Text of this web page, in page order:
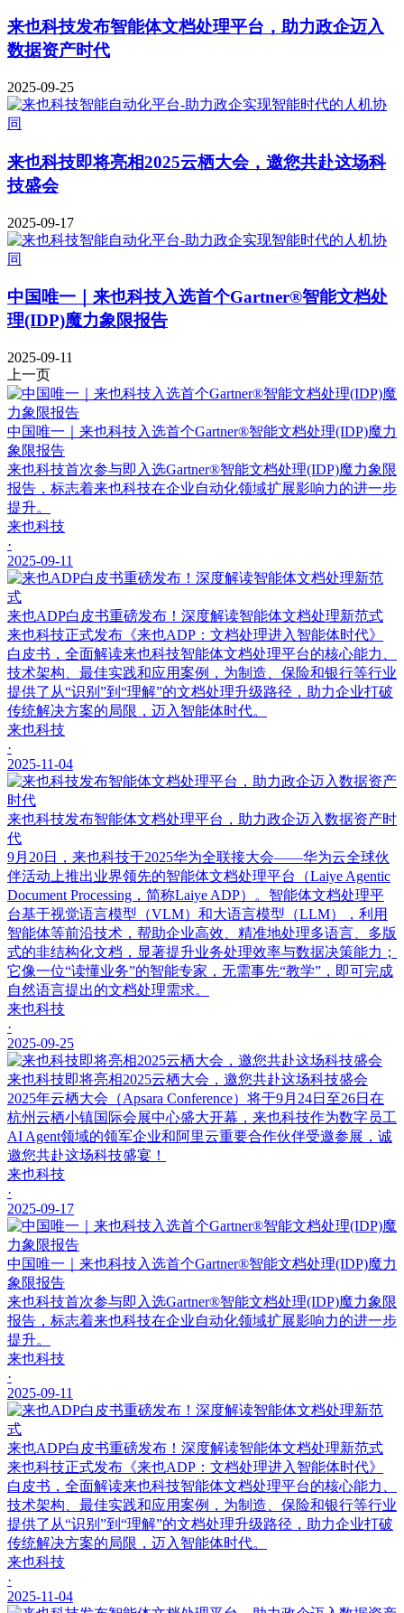
来也科技发布智能体文档处理平台，助力政企迈入
数据资产时代
2025-09-25
来也科技即将亮相2025云栖大会，邀您共赴这场科
技盛会
2025-09-17
中国唯一｜来也科技入选首个Gartner®智能文档处
理(IDP)魔力象限报告
2025-09-11
上一页
中国唯一｜来也科技入选首个Gartner®智能文档处理(IDP)魔力
象限报告
来也科技首次参与即入选Gartner®智能文档处理(IDP)魔力象限
报告，标志着来也科技在企业自动化领域扩展影响力的进一步
提升。
来也科技
·
2025-09-11
来也ADP白皮书重磅发布！深度解读智能体文档处理新范式
来也科技正式发布《来也ADP：文档处理进入智能体时代》
白皮书，全面解读来也科技智能体文档处理平台的核心能力、
技术架构、最佳实践和应用案例，为制造、保险和银行等行业
提供了从“识别”到“理解”的文档处理升级路径，助力企业打破
传统解决方案的局限，迈入智能体时代。
来也科技
·
2025-11-04
来也科技发布智能体文档处理平台，助力政企迈入数据资产时
代
9月20日，来也科技于2025华为全联接大会——华为云全球伙
伴活动上推出业界领先的智能体文档处理平台（Laiye Agentic
Document Processing，简称Laiye ADP）。智能体文档处理平
台基于视觉语言模型（VLM）和大语言模型（LLM），利用
智能体等前沿技术，帮助企业高效、精准地处理多语言、多版
式的非结构化文档，显著提升业务处理效率与数据决策能力；
它像一位“读懂业务”的智能专家，无需事先“教学”，即可完成
自然语言提出的文档处理需求。
来也科技
·
2025-09-25
来也科技即将亮相2025云栖大会，邀您共赴这场科技盛会
2025年云栖大会（Apsara Conference）将于9月24日至26日在
杭州云栖小镇国际会展中心盛大开幕，来也科技作为数字员工
AI Agent领域的领军企业和阿里云重要合作伙伴受邀参展，诚
邀您共赴这场科技盛宴！
来也科技
·
2025-09-17
中国唯一｜来也科技入选首个Gartner®智能文档处理(IDP)魔力
象限报告
来也科技首次参与即入选Gartner®智能文档处理(IDP)魔力象限
报告，标志着来也科技在企业自动化领域扩展影响力的进一步
提升。
来也科技
·
2025-09-11
来也ADP白皮书重磅发布！深度解读智能体文档处理新范式
来也科技正式发布《来也ADP：文档处理进入智能体时代》
白皮书，全面解读来也科技智能体文档处理平台的核心能力、
技术架构、最佳实践和应用案例，为制造、保险和银行等行业
提供了从“识别”到“理解”的文档处理升级路径，助力企业打破
传统解决方案的局限，迈入智能体时代。
来也科技
·
2025-11-04